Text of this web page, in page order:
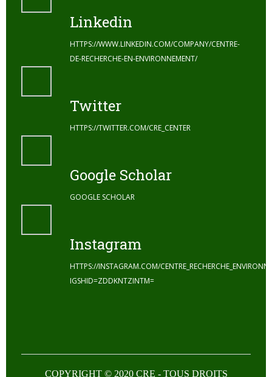
Linkedin
HTTPS://WWW.LINKEDIN.COM/COMPANY/CENTRE-
DE-RECHERCHE-EN-ENVIRONNEMENT/
Twitter
HTTPS://TWITTER.COM/CRE_CENTER
Google Scholar
GOOGLE SCHOLAR
Instagram
HTTPS://INSTAGRAM.COM/
IGSHID=ZDDKNTZINTM=
COPYRIGHT © 2020 CRE - TOUS DROITS